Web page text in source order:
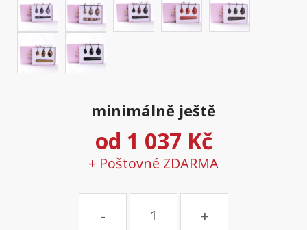
minimálně ještě
od 1 037 Kč
+ Poštovné ZDARMA
Množství